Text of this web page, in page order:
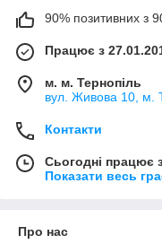
90% позитивних з 90
Працює з
м. м. Тернопіль
вул. Живова 10, м.
Контакти
Сьогодні працює
Показати весь
Про нас